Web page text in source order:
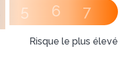
5 6 7
Risque le plus élevé